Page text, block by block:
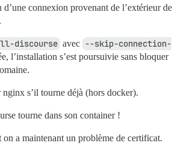
d’une connexion provenant de l’extérieur de
.
discourse avec --skip-connection-
l’installation s’est poursuivie sans bloquer
s’il tourne déjà (hors docker).
tourne dans son container !
a maintenant un problème de certificat.